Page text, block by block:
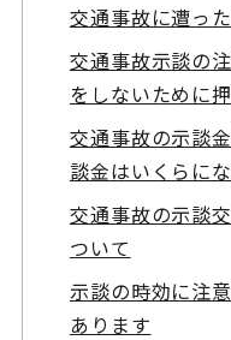
交通事故に遭っ
交通事故示談の
をしないために
交通事故の示談
談金はいくらに
交通事故の示談
ついて
示談の時効に注
あります